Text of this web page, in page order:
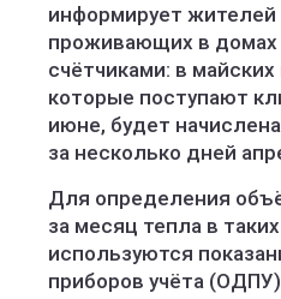
информирует жителей
проживающих в
счётчиками: в майских
которые поступают
июне, будет
за несколько дней
Для определения
за месяц тепла в
используются
приборов учёта